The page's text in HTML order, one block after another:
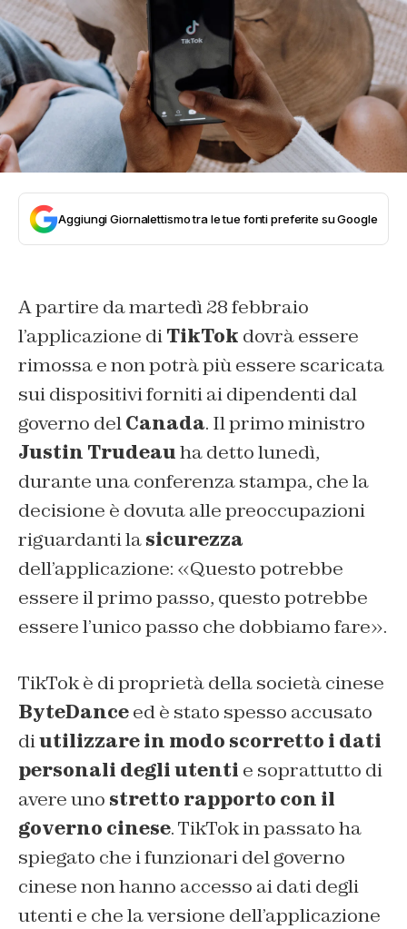
Aggiungi Giornalettismo tra le tue fonti preferite su Google
A partire da martedì 28 febbraio
l’applicazione diTikTok dovrà essere
rimossa e non potrà più essere scaricata
sui dispositivi forniti ai dipendenti dal
governo delCanada. Il primo ministro
Justin Trudeauha detto lunedì,
durante una conferenza stampa, che la
decisione è dovuta alle preoccupazioni
riguardanti lasicurezza
dell’applicazione: «Questo potrebbe
essere il primo passo, questo potrebbe
essere l’unico passo che dobbiamo fare».
TikTok è di proprietà della società cinese
ByteDanceed è stato spesso accusato
diutilizzare in modo scorretto i dati
personali degli utenti e soprattutto di
avere uno stretto rapporto con il
governo cinese. TikTok in passato ha
spiegato che i funzionari del governo
cinese non hanno accesso ai dati degli
utenti e che la versione dell’applicazione